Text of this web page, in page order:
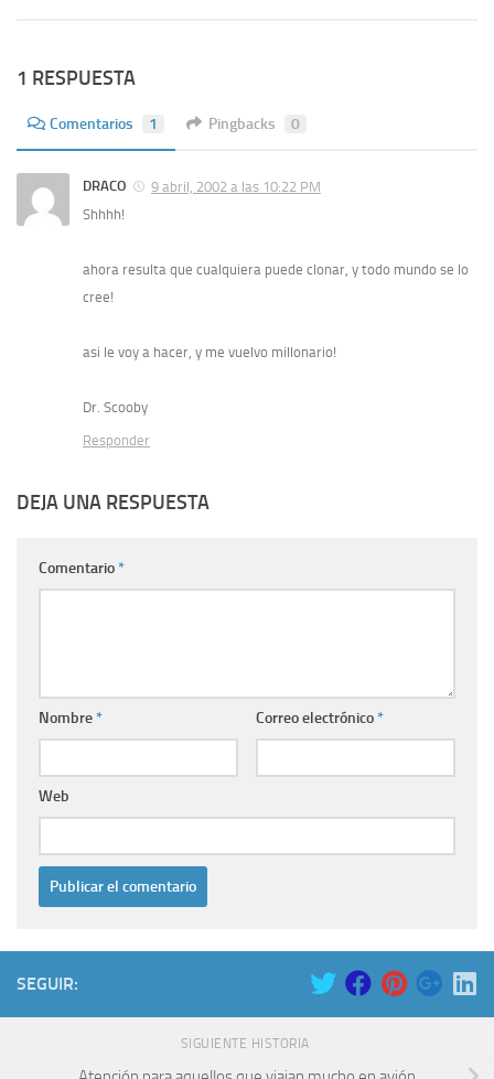
1 RESPUESTA
Comentarios 1 Pingbacks 0
DRACO
9 abril, 2002 a las 10:22 PM
Shhhh!
ahora resulta que cualquiera puede clonar, y todo mundo se lo
cree!
asi le voy a hacer, y me vuelvo millonario!
Dr. Scooby
Responder
DEJA UNA RESPUESTA
Comentario*
Nombre* Correo electrónico*
Web
SEGUIR:
SIGUIENTE HISTORIA